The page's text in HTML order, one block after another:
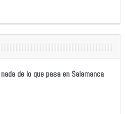
de lo que pasa en Salamanca